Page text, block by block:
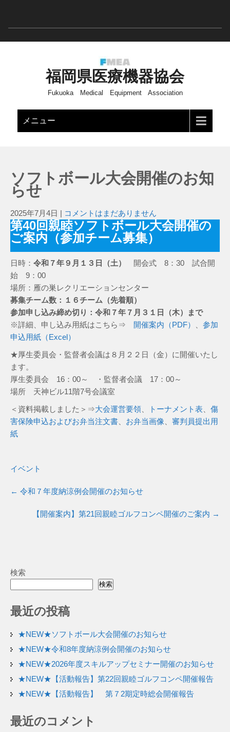
福岡県医療機器協会
Fukuoka Medical Equipment Association
メニュー
ソフトボール大会開催のお知
らせ
2025年7月4日 | コメントはまだありません
第40回親睦ソフトボール大会開催の
ご案内（参加チーム募集）
日時： 令和７年９月１３日（土）
開会式 8：30 試合開
始 9：00
場所：雁の巣レクリエーションセンター
募集チーム数：１６チーム（先着順）
参加申し込み締め切り：令和７年７月３１日（木）まで
※詳細、申し込み用紙はこちら⇒ 開催案内（PDF）
参加
申込用紙（Excel）
★厚生委員会・監督者会議は８月２２日（金）に開催いたし
ます。
厚生委員会 16：00～ ・監督者会議 17：00～
場所 天神ビル11階7号会議室
＜資料掲載しました＞⇒大会運営要領 トーナメント表
傷
害保険申込およびお弁当注文書
お弁当画像
審判員提出用
紙
イベント
← 令和７年度納涼例会開催のお知らせ
【開催案内】第21回親睦ゴルフコンペ開催のご案内 →
検索
検索
最近の投稿
★NEW★ソフトボール大会開催のお知らせ
★NEW★令和8年度納涼例会開催のお知らせ
★NEW★2026年度スキルアップセミナー開催のお知らせ
★NEW★【活動報告】第22回親睦ゴルフコンペ開催報告
★NEW★【活動報告】 第７2期定時総会開催報告
最近のコメント